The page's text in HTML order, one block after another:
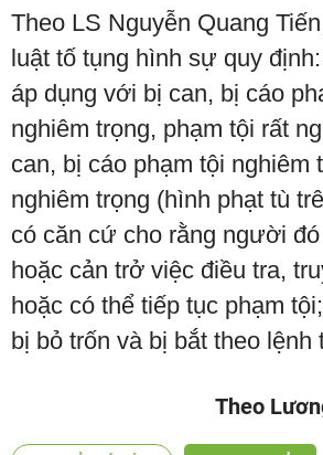
Theo LS Nguyễn Quang
luật tố tụng hình sự quy
áp dụng với bị can, bị cáo
nghiêm trọng, phạm tội rất
can, bị cáo phạm tội nghiêm
nghiêm trọng (hình phạt tù
có căn cứ cho rằng người
hoặc cản trở việc điều tra,
hoặc có thể tiếp tục phạm
bị bỏ trốn và bị bắt theo lệnh
Theo